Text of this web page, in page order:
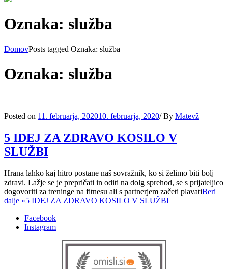
Oznaka: služba
DomovPosts tagged Oznaka: služba
Oznaka: služba
Posted on 11. februarja, 202010. februarja, 2020/ By Matevž
5 IDEJ ZA ZDRAVO KOSILO V
SLUŽBI
Hrana lahko kaj hitro postane naš sovražnik, ko si želimo biti bolj
zdravi. Lažje se je prepričati in oditi na dolg sprehod, se s prijateljico
dogovoriti za treninge na fitnesu ali s partnerjem začeti plavatiBeri
dalje »5 IDEJ ZA ZDRAVO KOSILO V SLUŽBI
Facebook
Instagram